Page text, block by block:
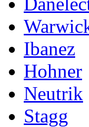
Ibanez
Hohner
Neutrik
Stagg